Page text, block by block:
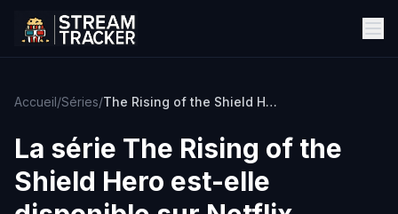
Accueil/Séries/ The Rising of the Shield Hero
La série The Rising of the
Shield Hero est-elle